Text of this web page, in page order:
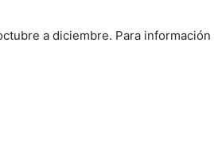
a diciembre. Para